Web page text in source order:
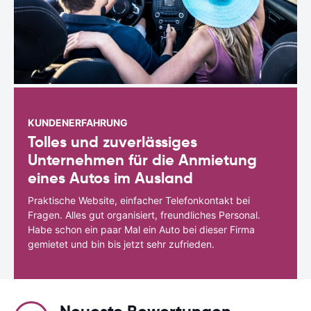
KUNDENERFAHRUNG
Tolles und zuverlässiges
Unternehmen für die Anmietung
eines Autos im Ausland
Praktische Website, einfacher Telefonkontakt bei
Fragen. Alles gut organisiert, freundliches Personal.
Habe schon ein paar Mal ein Auto bei dieser Firma
gemietet und bin bis jetzt sehr zufrieden.